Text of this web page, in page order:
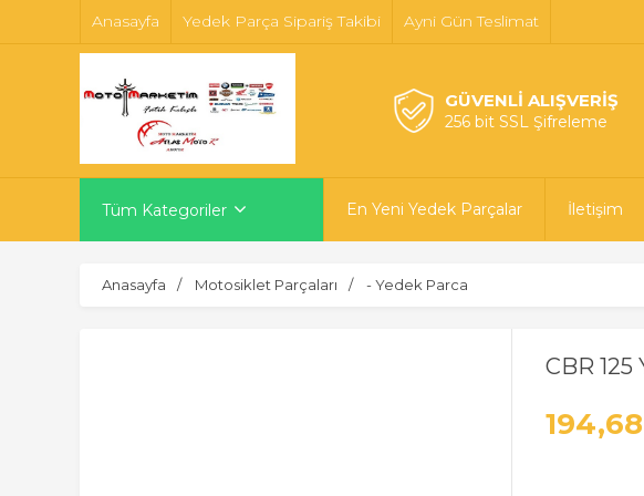
Anasayfa Yedek Parça Sipariş Takibi Ayni Gün Teslimat
GÜVENLİ ALIŞVERİŞ
256 bit SSL Şifreleme
Tüm Kategoriler En Yeni Yedek Parçalar İletişim
Anasayfa Motosiklet Parçaları - Yedek Parca
CBR 125